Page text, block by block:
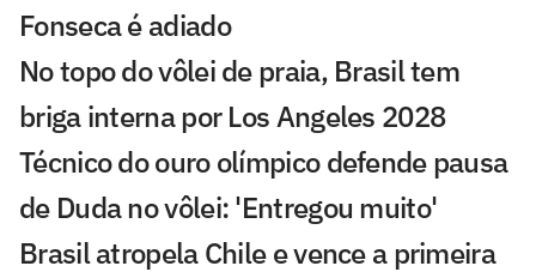
Fonseca é adiado
No topo do vôlei de praia, Brasil tem
briga interna por Los Angeles 2028
Técnico do ouro olímpico defende pausa
de Duda no vôlei: 'Entregou muito'
Brasil atropela Chile e vence a primeira